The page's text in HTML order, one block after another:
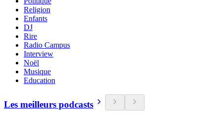
Religion
Enfants
DJ
Rire
Radio Campus
Interview
Noël
Musique
Education
Les meilleurs podcasts